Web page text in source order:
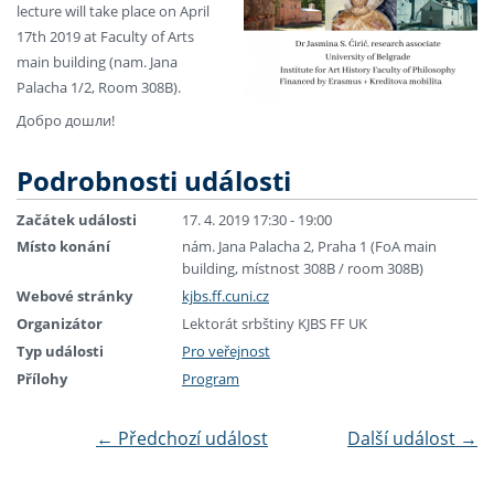
lecture will take place on April
17th 2019 at Faculty of Arts
main building (nam. Jana
Palacha 1/2, Room 308B).
Добро дошли!
Podrobnosti události
Začátek události
17. 4. 2019 17:30 - 19:00
Místo konání
nám. Jana Palacha 2, Praha 1 (FoA main
building, místnost 308B / room 308B)
Webové stránky
kjbs.ff.cuni.cz
Organizátor
Lektorát srbštiny KJBS FF UK
Typ události
Pro veřejnost
Přílohy
Program
← Předchozí událost Další událost →